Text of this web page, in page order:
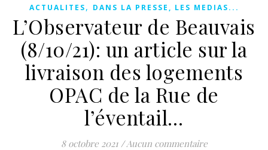
ACTUALITES, DANS LA PRESSE, LES MEDIAS...
L’Observateur de Beauvais
(8/10/21): un article sur la
livraison des logements
OPAC de la Rue de
l’éventail…
8 octobre 2021 /Aucun commentaire